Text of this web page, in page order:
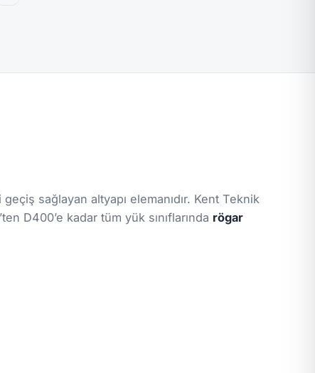
sağlayan altyapı elemanıdır. Kent Teknik
D400’e kadar tüm yük sınıflarında rögar